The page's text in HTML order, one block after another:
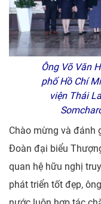
Ông Võ Văn
phố Hồ Chí
viện Thái
Chào mừng và đánh
Đoàn đại biểu
quan hệ hữu nghị
phát triển tốt đẹp,